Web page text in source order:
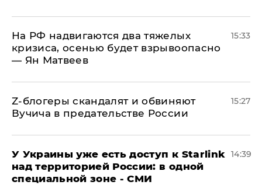
На РФ надвигаются два тяжелых
кризиса, осенью будет взрывоопасно
— Ян Матвеев
15:33
Z-блогеры скандалят и обвиняют
Вучича в предательстве России
15:27
У Украины уже есть доступ к Starlink
над территорией России: в одной
специальной зоне - СМИ
14:39